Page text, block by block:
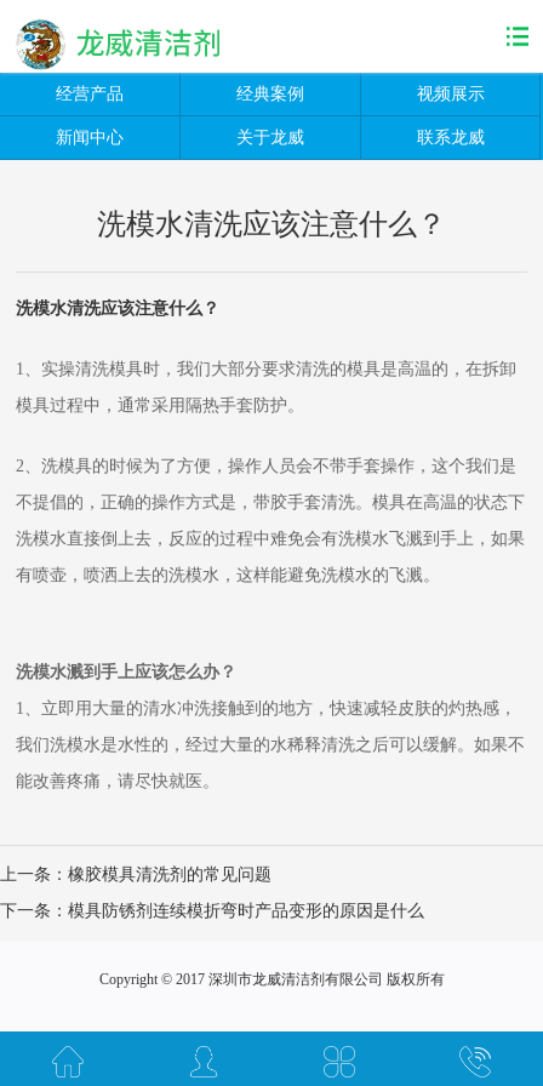
经营产品 经典案例 视频展示
新闻中心 关于龙威 联系龙威
洗模水清洗应该注意什么？
洗模水清洗应该注意什么？
1 、实操清洗模具时，我们大部分要求清洗的模具是高温的，在拆卸
模具过程中，通常采用隔热手套防护。
2、洗模具的时候为了方便，操作人员会不带手套操作，这个我们是
不提倡的，正确的操作方式是，带胶手套清洗。模具在高温的状态下
洗模水直接倒上去，反应的过程中难免会有洗模水飞溅到手上，如果
有喷壶，喷洒上去的洗模水，这样能避免洗模水的飞溅。
洗模水溅到手上应该怎么办？
1 、立即用大量的清水冲洗接触到的地方，快速减轻皮肤的灼热感，
我们洗模水是水性的，经过大量的水稀释清洗之后可以缓解。如果不
能改善疼痛，请尽快就医。
上一条： 橡胶模具清洗剂的常见问题
下一条： 模具防锈剂连续模折弯时产品变形的原因是什么
Copyright © 2017 深圳市龙威清洁剂有限公司 版权所有